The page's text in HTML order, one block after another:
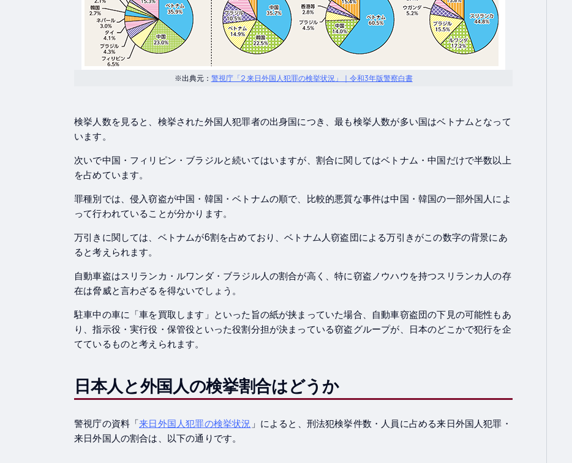
※出典元： 警視庁「2 来日外国人犯罪の検挙状況」｜令和3年版警察白書
検挙人数を見ると、検挙された外国人犯罪者の出身国につき、最も検挙人数が多い国はベトナムとなって
います。
次いで中国・フィリピン・ブラジルと続いてはいますが、割合に関してはベトナム・中国だけで半数以上
を占めています。
罪種別では、侵入窃盗が中国・韓国・ベトナムの順で、比較的悪質な事件は中国・韓国の一部外国人によ
って行われていることが分かります。
万引きに関しては、ベトナムが6割を占めており、ベトナム人窃盗団による万引きがこの数字の背景にあ
ると考えられます。
自動車盗はスリランカ・ルワンダ・ブラジル人の割合が高く、特に窃盗ノウハウを持つスリランカ人の存
在は脅威と言わざるを得ないでしょう。
駐車中の車に「車を買取します」といった旨の紙が挟まっていた場合、自動車窃盗団の下見の可能性もあ
り、指示役・実行役・保管役といった役割分担が決まっている窃盗グループが、日本のどこかで犯行を企
てているものと考えられます。
日本人と外国人の検挙割合はどうか
警視庁の資料「来日外国人犯罪の検挙状況」によると、刑法犯検挙件数・人員に占める来日外国人犯罪・
来日外国人の割合は、以下の通りです。